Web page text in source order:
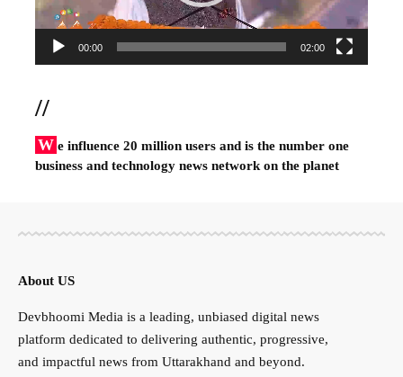
00:00 02:00
//
W e influence 20 million users and is the number one
business and technology news network on the planet
About US
Devbhoomi Media is a leading, unbiased digital news
platform dedicated to delivering authentic, progressive,
and impactful news from Uttarakhand and beyond.